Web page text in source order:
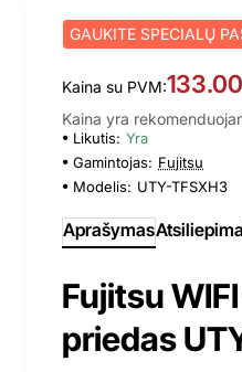
GAUKITE SPECIALŲ
Kaina su PVM:
Kaina yra
Likutis: Yra
Gamintojas: Fujitsu
Modelis: UTY-TFSXH3
Aprašymas
Fujitsu
priedas